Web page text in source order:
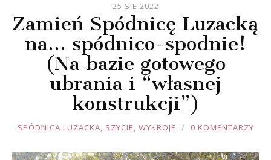
25 SIE 2022
Zamień Spódnicę Luzacką
na… spódnico-spodnie!
(Na bazie gotowego
ubrania i “własnej
konstrukcji”)
JOULE
SPÓDNICA LUZACKA, SZYCIE, WYKROJE 0 KOMENTARZY